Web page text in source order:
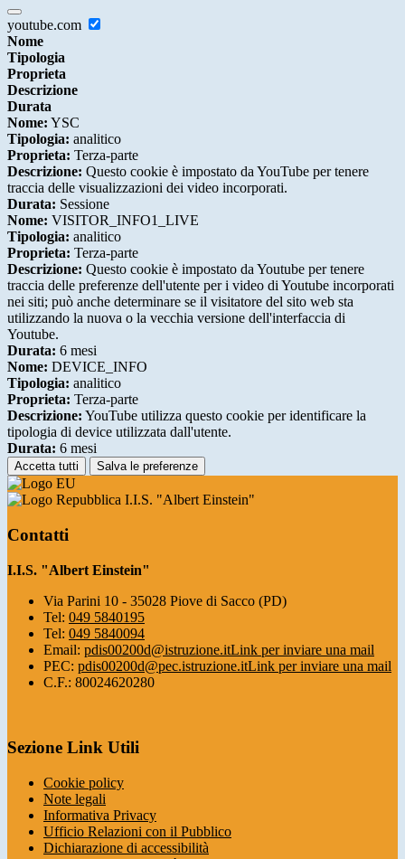
youtube.com
Nome
Tipologia
Proprieta
Descrizione
Durata
Nome: YSC
Tipologia: analitico
Proprieta: Terza-parte
Descrizione: Questo cookie è impostato da YouTube per tenere
traccia delle visualizzazioni dei video incorporati.
Durata: Sessione
Nome: VISITOR_INFO1_LIVE
Tipologia: analitico
Proprieta: Terza-parte
Descrizione: Questo cookie è impostato da Youtube per tenere
traccia delle preferenze dell'utente per i video di Youtube incorporati
nei siti; può anche determinare se il visitatore del sito web sta
utilizzando la nuova o la vecchia versione dell'interfaccia di
Youtube.
Durata: 6 mesi
Nome: DEVICE_INFO
Tipologia: analitico
Proprieta: Terza-parte
Descrizione: YouTube utilizza questo cookie per identificare la
tipologia di device utilizzata dall'utente.
Durata: 6 mesi
Accetta tutti Salva le preferenze
I.I.S. "Albert Einstein"
Contatti
I.I.S. "Albert Einstein"
Via Parini 10 - 35028 Piove di Sacco (PD)
Tel: 049 5840195
Tel: 049 5840094
Email: pdis00200d@istruzione.itLink per inviare una mail
PEC: pdis00200d@pec.istruzione.itLink per inviare una mail
C.F.: 80024620280
Sezione Link Utili
Cookie policy
Note legali
Informativa Privacy
Ufficio Relazioni con il Pubblico
Dichiarazione di accessibilità